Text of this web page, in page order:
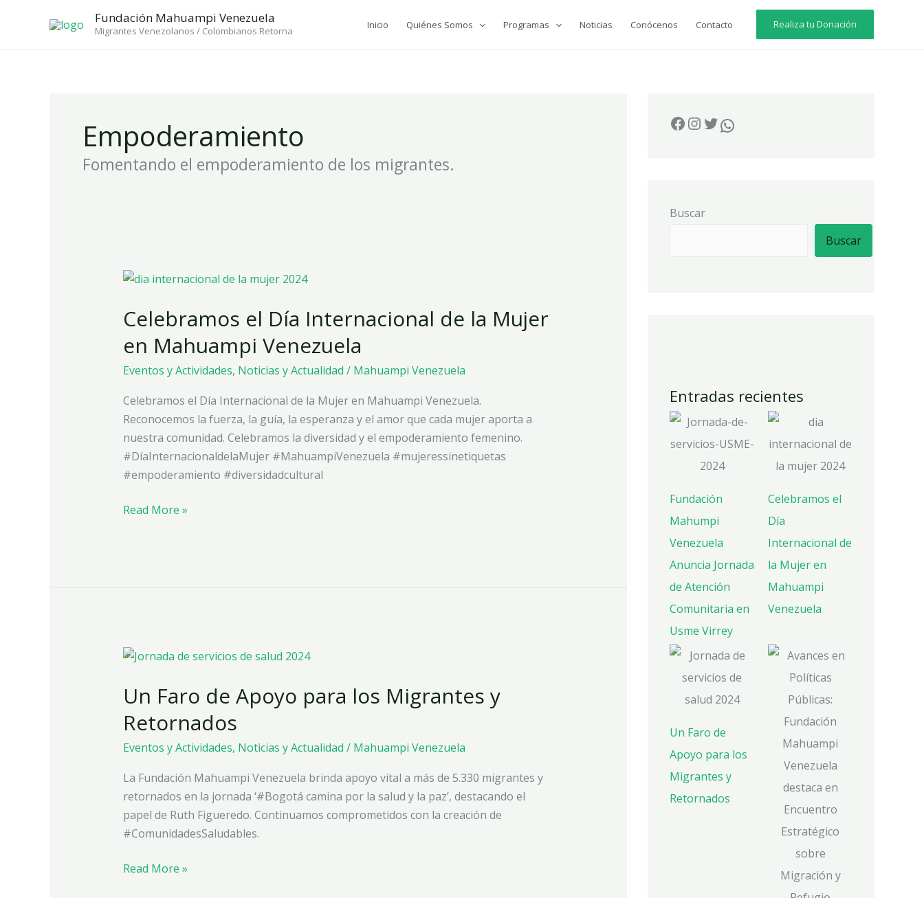
Fundación Mahuampi Venezuela
Migrantes Venezolanos / Colombianos Retorna
Inicio Quiénes Somos Programas Noticias Conócenos Contacto Realiza tu Donación
Empoderamiento
Fomentando el empoderamiento de los migrantes.
Celebramos el Día Internacional de la Mujer
en Mahuampi Venezuela
Eventos y Actividades, Noticias y Actualidad / Mahuampi Venezuela
Celebramos el Día Internacional de la Mujer en Mahuampi Venezuela.
Reconocemos la fuerza, la guía, la esperanza y el amor que cada mujer aporta a
nuestra comunidad. Celebramos la diversidad y el empoderamiento femenino.
#DíaInternacionaldelaMujer #MahuampiVenezuela #mujeressinetiquetas
#empoderamiento #diversidadcultural
Celebramos
Día
de
la
en
Mahuampi
Venezuela
Read More »
Un Faro de Apoyo para los Migrantes y
Retornados
Eventos y Actividades, Noticias y Actualidad / Mahuampi Venezuela
La Fundación Mahuampi Venezuela brinda apoyo vital a más de 5.330 migrantes y
retornados en la jornada ‘#Bogotá camina por la salud y la paz’, destacando el
papel de Ruth Figueredo. Continuamos comprometidos con la creación de
#ComunidadesSaludables.
Un
de
para
los
y
Retornados
Read More »
Buscar
Buscar
Entradas recientes
Fundación
Mahumpi
Venezuela
Anuncia Jornada
de Atención
Comunitaria en
Usme Virrey
Celebramos el
Día
Internacional de
la Mujer en
Mahuampi
Venezuela
Un Faro de
Apoyo para los
Migrantes y
Retornados